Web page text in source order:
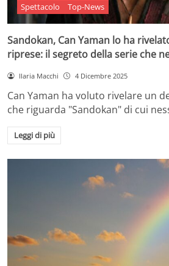
Spettacolo Top-News
Sandokan, Can Yaman lo ha
riprese: il segreto della serie che
Ilaria Macchi 4 Dicembre 2025
Can Yaman ha voluto rivelare un
che riguarda "Sandokan" di cui
Leggi di più